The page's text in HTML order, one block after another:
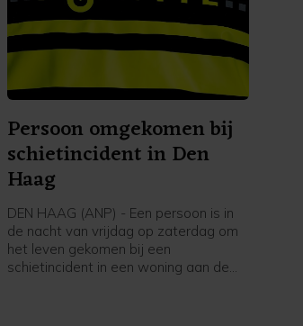
Persoon omgekomen bij
schietincident in Den
Haag
DEN HAAG (ANP) - Een persoon is in
de nacht van vrijdag op zaterdag om
het leven gekomen bij een
schietincident in een woning aan de